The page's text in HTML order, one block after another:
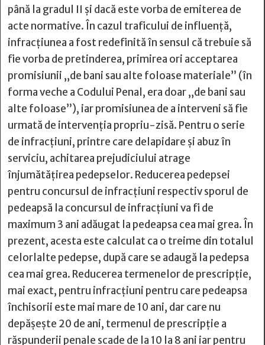
până la gradul II și dacă este vorba de emiterea de
acte normative. În cazul traficului de influență,
infracțiunea a fost redefinită în sensul că trebuie să
fie vorba de pretinderea, primirea ori acceptarea
promisiunii „de bani sau alte foloase materiale” (în
forma veche a Codului Penal, era doar „de bani sau
alte foloase”), iar promisiunea de a interveni să fie
urmată de intervenția propriu-zisă. Pentru o serie
de infracțiuni, printre care delapidare și abuz în
serviciu, achitarea prejudiciului atrage
înjumătățirea pedepselor. Reducerea pedepsei
pentru concursul de infracțiuni respectiv sporul de
pedeapsă la concursul de infracțiuni va fi de
maximum 3 ani adăugat la pedeapsa cea mai grea. În
prezent, acesta este calculat ca o treime din totalul
celorlalte pedepse, după care se adaugă la pedepsa
cea mai grea. Reducerea termenelor de prescripție,
mai exact, pentru infracţiuni pentru care pedeapsa
închisorii este mai mare de 10 ani, dar care nu
depăşeşte 20 de ani, termenul de prescripţie a
răspunderii penale scade de la 10 la 8 ani iar pentru